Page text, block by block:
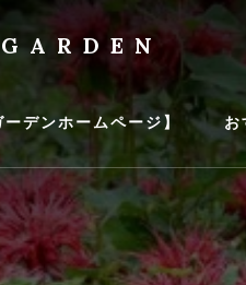
ーデンホームページ】 お